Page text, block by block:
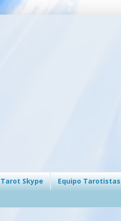
Tarot Skype
Equipo Tarotistas